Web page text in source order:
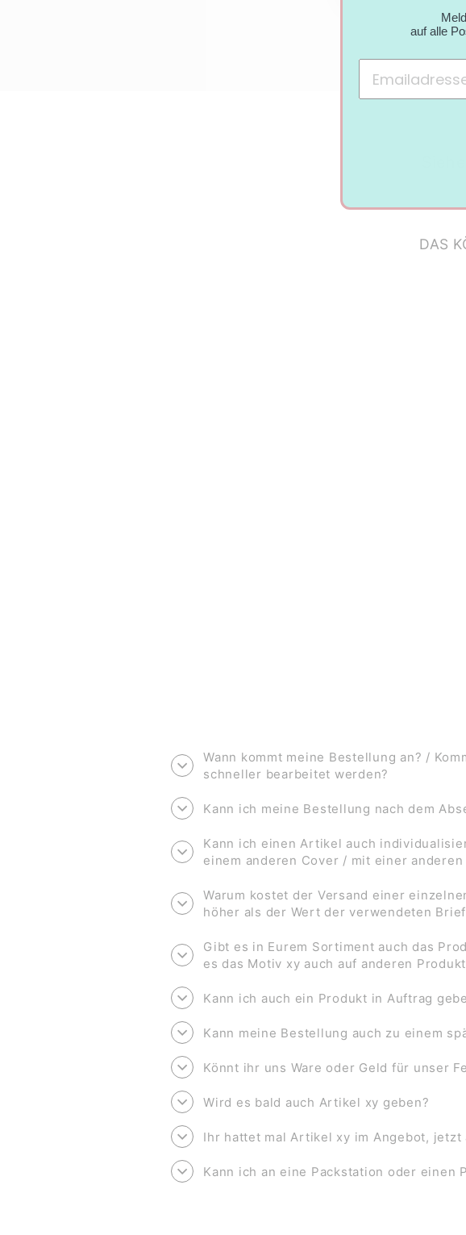
DAS
Wann kommt meine Bestellung an? /
schneller bearbeitet werden?
Kann ich meine Bestellung nach dem
Kann ich einen Artikel auch
einem anderen Cover / mit einer
Warum kostet der Versand einer
höher als der Wert der verwendeten
Gibt es in Eurem Sortiment auch das
es das Motiv xy auch auf anderen
Kann ich auch ein Produkt in Auftrag
Kann meine Bestellung auch zu einem
Könnt ihr uns Ware oder Geld für unser
Wird es bald auch Artikel xy geben?
Ihr hattet mal Artikel xy im Angebot,
Kann ich an eine Packstation oder einen
auf alle